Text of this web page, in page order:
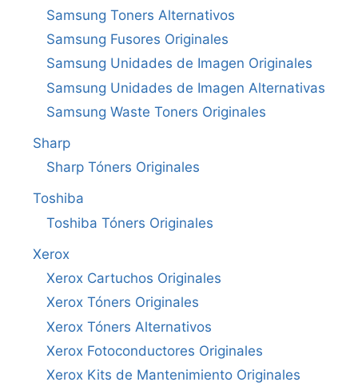
Samsung Toners Alternativos
Samsung Fusores Originales
Samsung Unidades de Imagen Originales
Samsung Unidades de Imagen Alternativas
Samsung Waste Toners Originales
Sharp
Sharp Tóners Originales
Toshiba
Toshiba Tóners Originales
Xerox
Xerox Cartuchos Originales
Xerox Tóners Originales
Xerox Tóners Alternativos
Xerox Fotoconductores Originales
Xerox Kits de Mantenimiento Originales